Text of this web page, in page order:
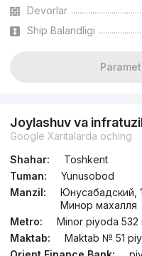
TJ «Grand
Devorlar
Ship Balandligi
Joylashuv va
Google Xaritalarda oching
Shahar:
Toshkent
Tuman:
Yunusobod
Manzil:
Юнусабадский,
Минор махалля
Metro:
Minor piyoda
Maktab:
Maktab № 51